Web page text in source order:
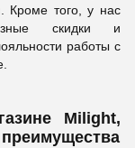
Кроме того, у нас
скидки и
работы с
Milight,